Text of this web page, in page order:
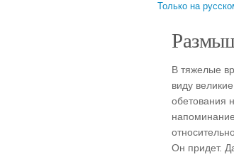
Только на
В тяжелые
виду
обетования
Он придет.